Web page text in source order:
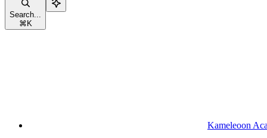
Search...
⌘ K
Kameleoon